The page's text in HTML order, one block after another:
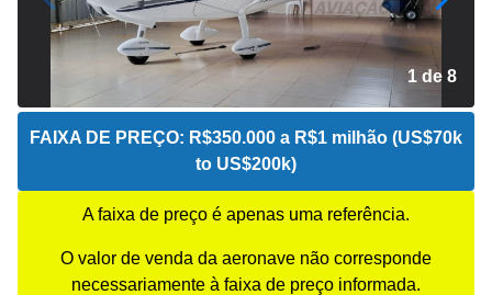
2 de 8
FAIXA DE PREÇO: R$350.000 a R$1 milhão (US$70k
to US$200k)
A faixa de preço é apenas uma referência.
O valor de venda da aeronave não corresponde
necessariamente à faixa de preço informada.